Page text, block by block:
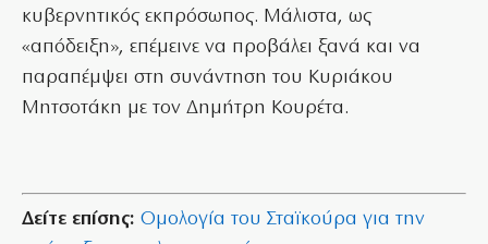
κυβερνητικός εκπρόσωπος. Μάλιστα, ως
«απόδειξη», επέμεινε να προβάλει ξανά και να
παραπέμψει στη συνάντηση του Κυριάκου
Μητσοτάκη με τον Δημήτρη Κουρέτα.
Δείτε επίσης: Ομολογία του Σταϊκούρα για την